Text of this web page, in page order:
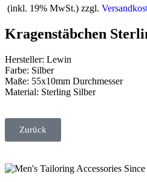
(inkl. 19% MwSt.) zzgl.
Kragenstäbchen
Hersteller: Lewin
Farbe: Silber
Maße: 55x10mm Durchmesser
Material: Sterling Silber
Zurück